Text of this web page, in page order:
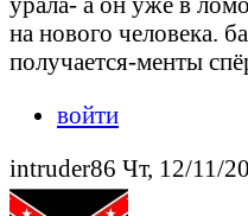
на нового человека.
получается-менты
войти
intruder86 Чт, 12/11/